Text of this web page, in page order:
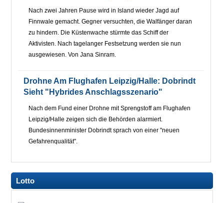
Nach zwei Jahren Pause wird in Island wieder Jagd auf
Finnwale gemacht. Gegner versuchten, die Walfänger daran
zu hindern. Die Küstenwache stürmte das Schiff der
Aktivisten. Nach tagelanger Festsetzung werden sie nun
ausgewiesen. Von Jana Sinram.
Drohne Am Flughafen Leipzig/Halle: Dobrindt
Sieht "hybrides Anschlagsszenario"
Nach dem Fund einer Drohne mit Sprengstoff am Flughafen
Leipzig/Halle zeigen sich die Behörden alarmiert.
Bundesinnenminister Dobrindt sprach von einer "neuen
Gefahrenqualität".
Lotto